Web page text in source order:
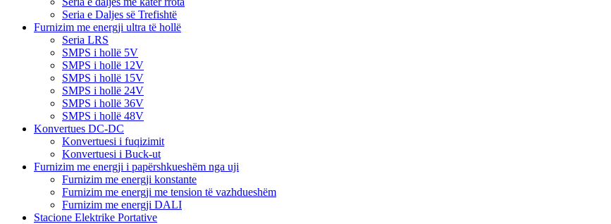
Seria e Daljes së Trefishtë
Furnizim me energji ultra të hollë
Seria LRS
SMPS i hollë 5V
SMPS i hollë 12V
SMPS i hollë 15V
SMPS i hollë 24V
SMPS i hollë 36V
SMPS i hollë 48V
Konvertues DC-DC
Konvertuesi i fuqizimit
Konvertuesi i Buck-ut
Furnizim me energji i papërshkueshëm nga uji
Furnizim me energji konstante
Furnizim me energji me tension të vazhdueshëm
Furnizim me energji DALI
Stacione Elektrike Portative